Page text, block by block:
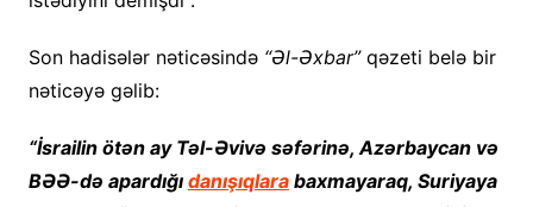
Son hadisələr nəticəsində “Əl-Əxbar”qəzeti belə bir
nəticəyə gəlib:
“İsrailin ötən ay Təl-Əvivə səfərinə, Azərbaycan və
BƏƏ-də apardığı danışıqlarabaxmayaraq, Suriyaya